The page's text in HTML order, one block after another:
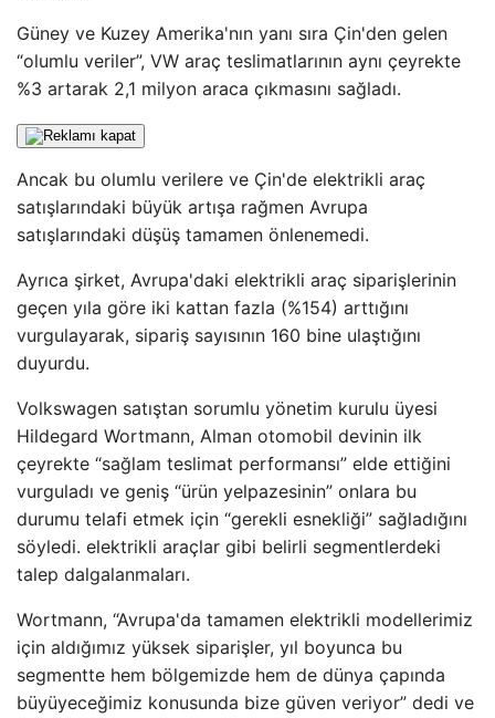
Güney ve Kuzey Amerika'nın yanı sıra Çin'den gelen
“olumlu veriler”, VW araç teslimatlarının aynı çeyrekte
%3 artarak 2,1 milyon araca çıkmasını sağladı.
Ancak bu olumlu verilere ve Çin'de elektrikli araç
satışlarındaki büyük artışa rağmen Avrupa
satışlarındaki düşüş tamamen önlenemedi.
Ayrıca şirket, Avrupa'daki elektrikli araç siparişlerinin
geçen yıla göre iki kattan fazla (%154) arttığını
vurgulayarak, sipariş sayısının 160 bine ulaştığını
duyurdu.
Volkswagen satıştan sorumlu yönetim kurulu üyesi
Hildegard Wortmann, Alman otomobil devinin ilk
çeyrekte “sağlam teslimat performansı” elde ettiğini
vurguladı ve geniş “ürün yelpazesinin” onlara bu
durumu telafi etmek için “gerekli esnekliği” sağladığını
söyledi. elektrikli araçlar gibi belirli segmentlerdeki
talep dalgalanmaları.
Wortmann, “Avrupa'da tamamen elektrikli modellerimiz
için aldığımız yüksek siparişler, yıl boyunca bu
segmentte hem bölgemizde hem de dünya çapında
büyüyeceğimiz konusunda bize güven veriyor” dedi ve